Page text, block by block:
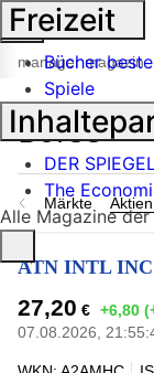
Suche
öffnen
manager magazin
Märkte
ATN INTL
27,20 € +6,80
07.08.2026,
Freizeit
Bücher
Spiele
DER
The
Alle Magazine